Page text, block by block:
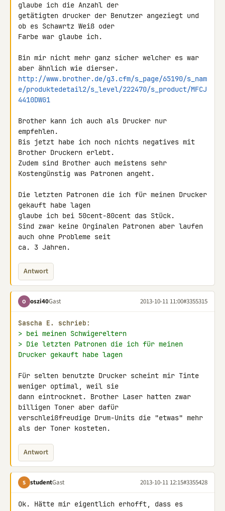
glaube ich die Anzahl der
getätigten drucker der Benutzer angeziegt und
ob es Schawrtz Weiß oder
Farbe war glaube ich.
Bin mir nicht mehr ganz sicher welcher es war
http://www.brother.de/g3.cfm/s_page/65190/s_nam
e/produktedetail2/s_level/222470/s_product/MFCJ
4410DWG1
Brother kann ich auch als Drucker nur
empfehlen.
Bis jetzt habe ich noch nichts negatives mit
Brother Druckern erlebt.
Zudem sind Brother auch meistens sehr
Kostengünstig was Patronen angeht.
Die letzten Patronen die ich für meinen Drucker
gekauft habe lagen
glaube ich bei 50cent-80cent das Stück.
Sind zwar keine Orginalen Patronen aber laufen
auch ohne Probleme seit
ca. 3 Jahren.
Antwort
O oszi40Gast 2013-10-11 11:00#3355315
Sascha E. schrieb:
> bei meinen Schwigereltern
> Die letzten Patronen die ich für meinen
Drucker gekauft habe lagen
Für selten benutzte Drucker scheint mir Tinte
weniger optimal, weil sie
dann eintrocknet. Brother Laser hatten zwar
billigen Toner aber dafür
verschleißfreudige Drum-Units die "etwas" mehr
als der Toner kosteten.
Antwort
S studentGast 2013-10-11 12:15#3355428
Ok. Hätte mir eigentlich erhofft, dass es